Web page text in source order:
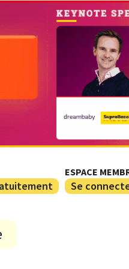
ESPACE
Se